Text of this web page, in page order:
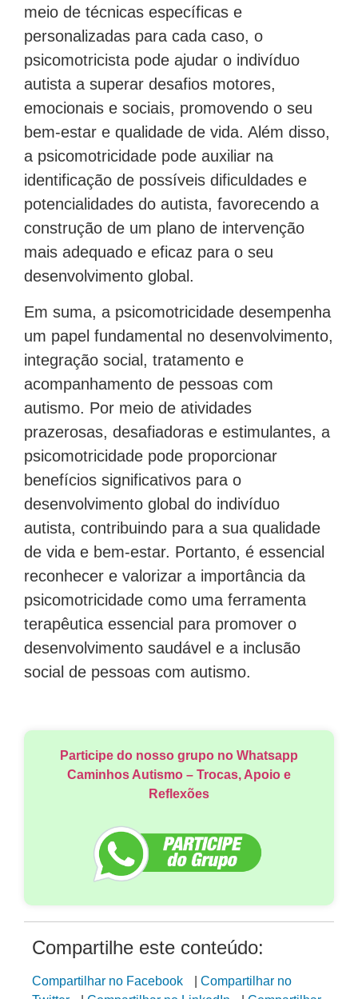
meio de técnicas específicas e
personalizadas para cada caso, o
psicomotricista pode ajudar o indivíduo
autista a superar desafios motores,
emocionais e sociais, promovendo o seu
bem-estar e qualidade de vida. Além disso,
a psicomotricidade pode auxiliar na
identificação de possíveis dificuldades e
potencialidades do autista, favorecendo a
construção de um plano de intervenção
mais adequado e eficaz para o seu
desenvolvimento global.
Em suma, a psicomotricidade desempenha
um papel fundamental no desenvolvimento,
integração social, tratamento e
acompanhamento de pessoas com
autismo. Por meio de atividades
prazerosas, desafiadoras e estimulantes, a
psicomotricidade pode proporcionar
benefícios significativos para o
desenvolvimento global do indivíduo
autista, contribuindo para a sua qualidade
de vida e bem-estar. Portanto, é essencial
reconhecer e valorizar a importância da
psicomotricidade como uma ferramenta
terapêutica essencial para promover o
desenvolvimento saudável e a inclusão
social de pessoas com autismo.
Participe do nosso grupo no Whatsapp
Caminhos Autismo – Trocas, Apoio e
Reflexões
Compartilhe este conteúdo:
Compartilhar no Facebook | Compartilhar no